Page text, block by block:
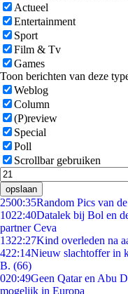
Actueel
Entertainment
Sport
Film & Tv
Games
Toon berichten van deze
Weblog
Column
(P)review
Special
Poll
Scrollbar gebruiken
opslaan
2500:35Random Pics van
1022:40Datalek bij Bol en
partner Ceva
1322:27Kind overleden na
422:14Nieuw slachtoffer in
B. (66)
020:49Geen Qatar en Abu
mogelijk in Europa